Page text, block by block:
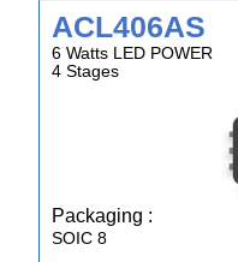
ACL406AS
6 Watts LED POWER
4 Stages
Packaging :
SOIC 8